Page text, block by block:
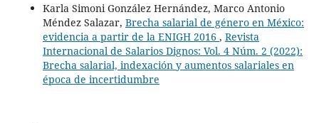
Karla Simoni González Hernández, Marco Antonio
Méndez Salazar, Brecha salarial de género en México:
evidencia a partir de la ENIGH 2016 , Revista
Internacional de Salarios Dignos: Vol. 4 Núm. 2 (2022):
Brecha salarial, indexación y aumentos salariales en
época de incertidumbre